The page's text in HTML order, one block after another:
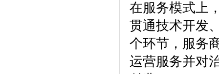
在服务模式上
贯通技术开发
个环节，服务
运营服务并对